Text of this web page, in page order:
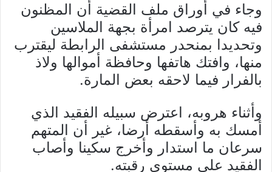
وجاء في أوراق ملف القضية أن المظنون
فيه كان يترصد امرأة بجهة الملاسين
وتحديدا بمنحدر مستشفى الرابطة ليقترب
منها، وافتك هاتفها وحافظة أموالها ولاذ
بالفرار فيما لاحقه بعض المارة.
وأثناء هروبه، اعترض سبيله الفقيد الذي
أمسك به وأسقطه أرضا، غير أن المتهم
سرعان ما استدار وأخرج سكينا وأصاب
الفقيد على مستوى رقبته.